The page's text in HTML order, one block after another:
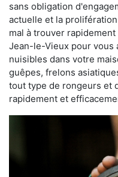
sans obligation
actuelle et la
mal à trouver
Jean-le-Vieux pour vous
nuisibles dans votre
guêpes, frelons
tout type de rongeurs et
rapidement et